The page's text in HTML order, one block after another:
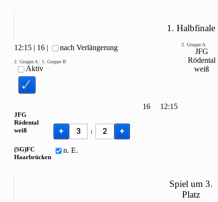
1. Halbfinale
12:15 | 16 | nach Verlängerung
2. Gruppe A : 1. Gruppe B
Aktiv
JFG
Rödental
weiß
(SG)FC
Haarbrücken
+ : +
n. E.
16 12:15
2. Gruppe A
JFG
Rödental
weiß
Spiel um 3.
Platz